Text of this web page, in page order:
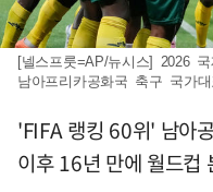
[넬스프룻=AP/뉴시스] 2026
남아프리카공화국 축구 국가
'FIFA 랭킹 60위' 남아
이후 16년 만에 월드컵